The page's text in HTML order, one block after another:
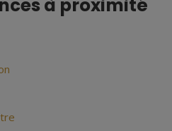
à proximité